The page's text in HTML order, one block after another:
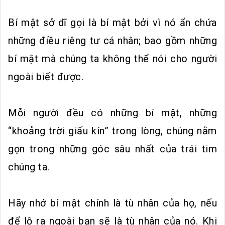
Bí mật sở dĩ gọi là bí mật bởi vì nó ẩn chứa
những điều riêng tư cá nhân; bao gồm những
bí mật mà chúng ta không thể nói cho người
ngoài biết được.
Mỗi người đều có những bí mật, những
“khoảng trời giấu kín” trong lòng, chúng nằm
gọn trong những góc sâu nhất của trái tim
chúng ta.
Hãy nhớ bí mật chính là tù nhân của họ, nếu
để lộ ra ngoài bạn sẽ là tù nhân của nó. Khi